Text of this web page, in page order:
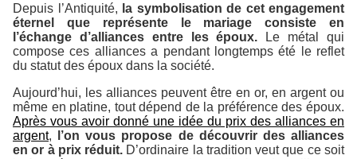
Depuis l’Antiquité, la symbolisation de cet engagement
éternel que représente le mariage consiste en
l’échange d’alliances entre les époux. Le métal qui
compose ces alliances a pendant longtemps été le reflet
du statut des époux dans la société.
Aujourd’hui, les alliances peuvent être en or, en argent ou
même en platine, tout dépend de la préférence des époux.
Après vous avoir donné une idée du prix des alliances en
argent,
l’on vous propose de découvrir des alliances
en or à prix réduit. D’ordinaire la tradition veut que ce soit